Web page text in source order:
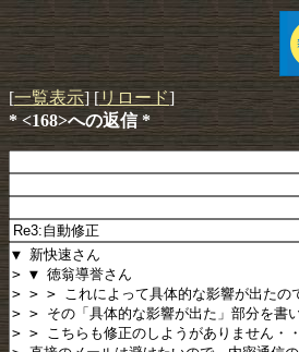
[一覧表示] [リロード]
* <168>への返信 *